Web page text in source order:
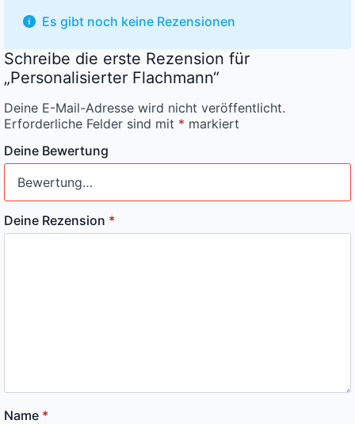
Es gibt noch keine Rezensionen
Schreibe die erste Rezension für
„Personalisierter Flachmann“
Deine E-Mail-Adresse wird nicht veröffentlicht.
Erforderliche Felder sind mit * markiert
Deine Bewertung
Deine Rezension *
Name *